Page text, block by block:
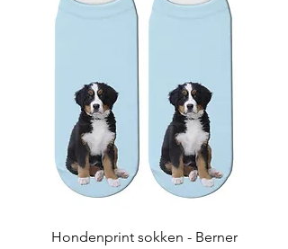
Hondenprint sokken - Berner